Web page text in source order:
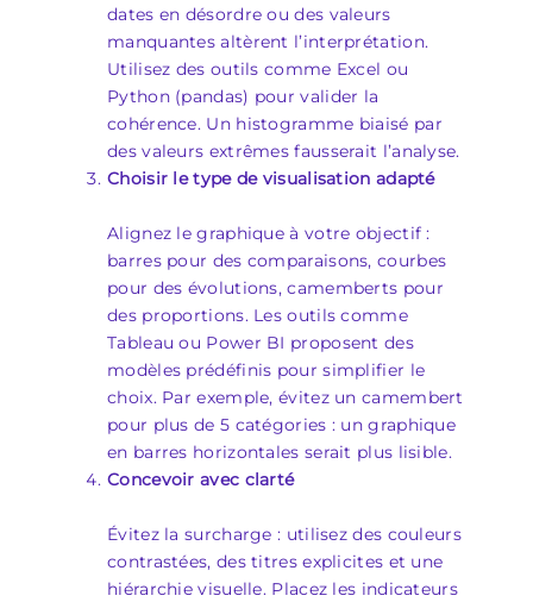
dates en désordre ou des valeurs
manquantes altèrent l’interprétation.
Utilisez des outils comme Excel ou
Python (pandas) pour valider la
cohérence. Un histogramme biaisé par
des valeurs extrêmes fausserait l’analyse.
Choisir le type de visualisation adapté
Alignez le graphique à votre objectif :
barres pour des comparaisons, courbes
pour des évolutions, camemberts pour
des proportions. Les outils comme
Tableau ou Power BI proposent des
modèles prédéfinis pour simplifier le
choix. Par exemple, évitez un camembert
pour plus de 5 catégories : un graphique
en barres horizontales serait plus lisible.
Concevoir avec clarté
Évitez la surcharge : utilisez des couleurs
contrastées, des titres explicites et une
hiérarchie visuelle. Placez les indicateurs